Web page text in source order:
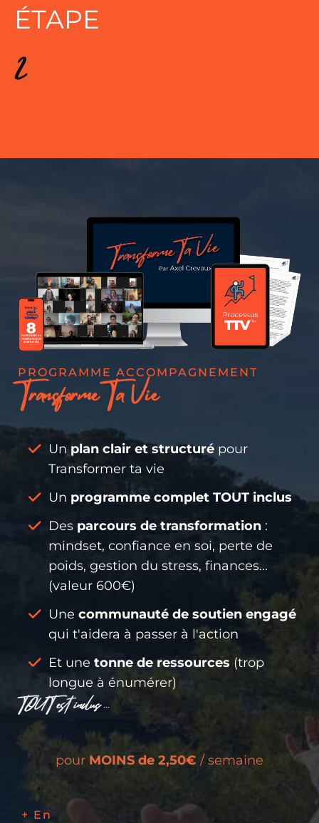
ÉTAPE
2
PROGRAMME ACCOMPAGNEMENT
Transforme Ta Vie
Unplan clair et structuré pour
Transformer ta vie
Un programme complet TOUT inclus
Des parcours de transformation :
mindset, confiance en soi, perte de
poids, gestion du stress, finances...
(valeur 600€)
Une communauté de soutien engagé
qui t'aidera à passer à l'action
Et une tonne de ressources (trop
longue à énumérer)
TOUTest inclus...
pour MOINS de 2,50€ / semaine
+ En